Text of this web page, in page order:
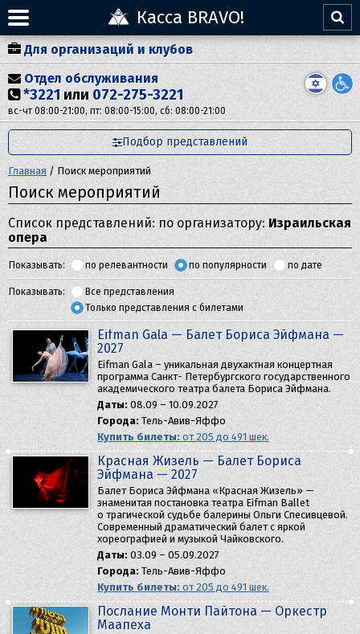
Касса BRAVO!
Для организаций и клубов
Отдел обслуживания
*3221 или 072-275-3221
вс-чт 08:00-21:00, пт: 08:00-15:00, сб: 08:00-21:00
Подбор представлений
Главная / Поиск мероприятий
Поиск мероприятий
Список представлений: по организатору: Израильская
опера
Показывать: по релевантности по популярности по дате
Показывать:
Все представления
Только представления с билетами
Eifman Gala — Балет Бориса Эйфмана —
2027
Eifman Gala – уникальная двухактная концертная
программа Санкт- Петербургского государственного
академического театра балета Бориса Эйфмана.
Даты: 08.09 – 10.09.2027
Города: Тель-Авив-Яффо
Купить билеты: от 205 до 491 шек.
Красная Жизель — Балет Бориса
Эйфмана — 2027
Балет Бориса Эйфмана «Красная Жизель» —
знаменитая постановка театра Eifman Ballet
о трагической судьбе балерины Ольги Спесивцевой.
Современный драматический балет с яркой
хореографией и музыкой Чайковского.
Даты: 03.09 – 05.09.2027
Города: Тель-Авив-Яффо
Купить билеты: от 205 до 491 шек.
Послание Монти Пайтона — Оркестр
Маапеха